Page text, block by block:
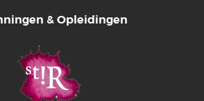
& Opleidingen